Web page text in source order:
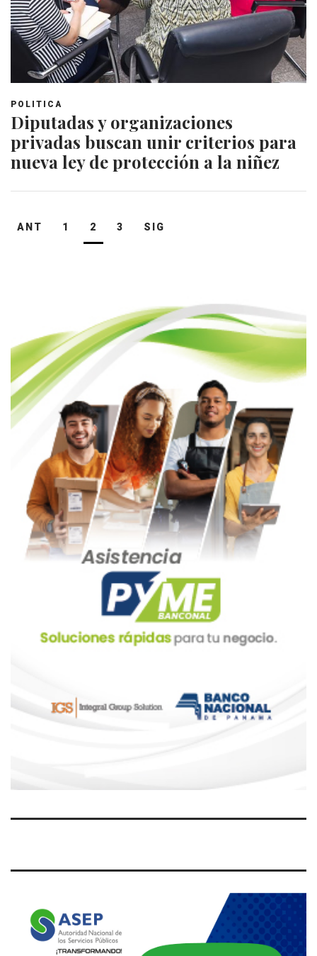
POLITICA
Diputadas y organizaciones
privadas buscan unir criterios para
nueva ley de protección a la niñez
Navegación
ANT 1 2 3 SIG